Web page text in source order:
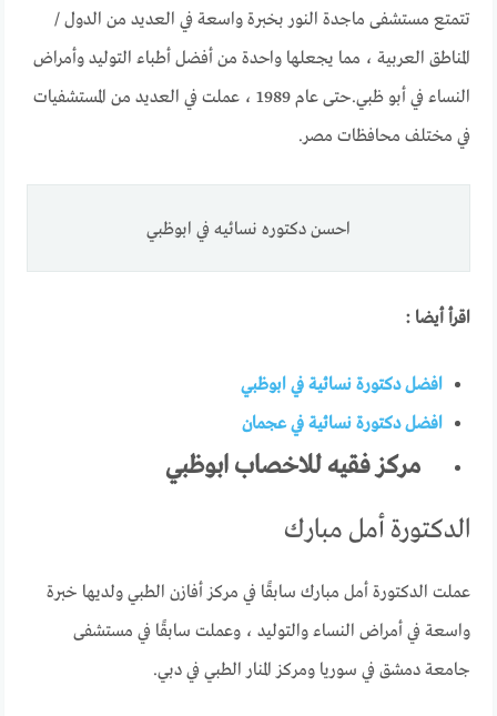
تتمتع مستشفى ماجدة النور بخبرة واسعة في العديد من الدول /
المناطق العربية ، مما يجعلها واحدة من أفضل أطباء التوليد وأمراض
النساء في أبو ظبي.حتى عام 1989 ، عملت في العديد من المستشفيات
في مختلف محافظات مصر.
احسن دكتوره نسائيه في ابوظبي
اقرأ أيضا :
افضل دكتورة نسائية في ابوظبي
افضل دكتورة نسائية في عجمان
مركز فقيه للاخصاب ابوظبي
الدكتورة أمل مبارك
عملت الدكتورة أمل مبارك سابقًا في مركز أفازن الطبي ولديها خبرة
واسعة في أمراض النساء والتوليد ، وعملت سابقًا في مستشفى
جامعة دمشق في سوريا ومركز المنار الطبي في دبي.